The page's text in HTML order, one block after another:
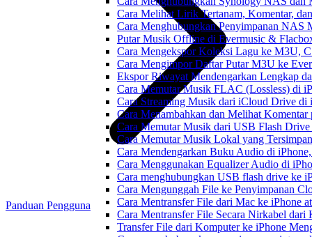
Cara Melihat Lirik Tertanam, Komentar,
Cara Menghubungkan Penyimpanan NAS
Putar Musik Offline di Evermusic &
Cara Mengekspor Koleksi Lagu ke M3U,
Cara Mengimpor Daftar Putar M3U ke
Ekspor Riwayat Mendengarkan Lengkap
Cara Memutar Musik FLAC (Lossless) di
Cara Streaming Musik dari iCloud Drive di
Cara Menambahkan dan Melihat
Cara Memutar Musik dari USB Flash
Cara Memutar Musik Lokal yang
Cara Mendengarkan Buku Audio di
Cara Menggunakan Equalizer Audio di
Cara menghubungkan USB flash drive ke
Cara Mengunggah File ke Penyimpanan
Cara Mentransfer File dari Mac ke iPhone
Cara Mentransfer File Secara Nirkabel
Transfer File dari Komputer ke iPhone
Panduan Pengguna